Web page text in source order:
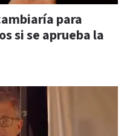
para
si se aprueba la